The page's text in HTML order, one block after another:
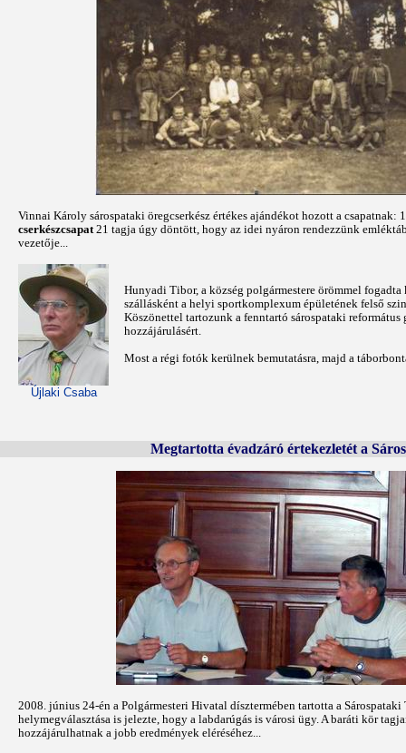
Vinnai Károly sárospataki öregcserkész értékes ajándékot hozott a
cserkészcsapat 21 tagja úgy döntött, hogy az idei nyáron rendezzünk
vezetője...
Újlaki Csaba
Hunyadi Tibor, a község polgármestere örömmel
szállásként a helyi sportkomplexum épületének felső
Köszönettel tartozunk a fenntartó sárospataki
hozzájárulásért.
Most a régi fotók kerülnek bemutatásra, majd a
Megtartotta évadzáró értekezletét a
2008. június 24-én a Polgármesteri Hivatal dísztermében tartotta a
helymegválasztása is jelezte, hogy a labdarúgás is városi ügy. A baráti kör
hozzájárulhatnak a jobb eredmények eléréséhez...